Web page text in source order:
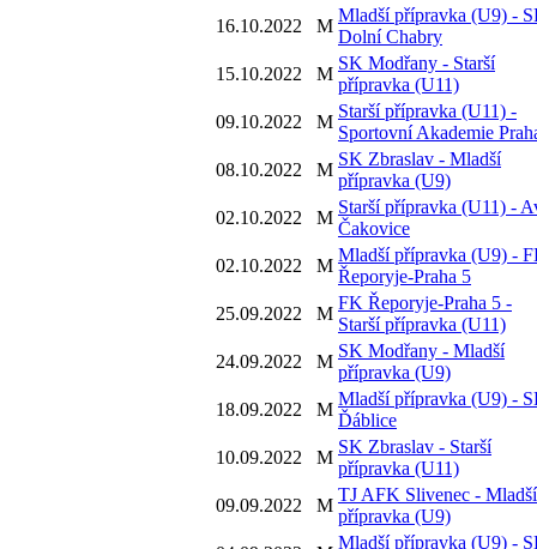
16.10.2022
M
Mladší přípravka (U9) -
Dolní Chabry
15.10.2022
M
SK Modřany - Starší
přípravka (U11)
09.10.2022
M
Starší přípravka (U11) -
Sportovní Akademie
08.10.2022
M
SK Zbraslav - Mladší
přípravka (U9)
02.10.2022
M
Starší přípravka (U11) -
Čakovice
02.10.2022
M
Mladší přípravka (U9) -
Řeporyje-Praha 5
25.09.2022
M
FK Řeporyje-Praha 5 -
Starší přípravka (U11)
24.09.2022
M
SK Modřany - Mladší
přípravka (U9)
18.09.2022
M
Mladší přípravka (U9) -
Ďáblice
10.09.2022
M
SK Zbraslav - Starší
přípravka (U11)
09.09.2022
M
TJ AFK Slivenec - Mladší
přípravka (U9)
Mladší přípravka (U9) -